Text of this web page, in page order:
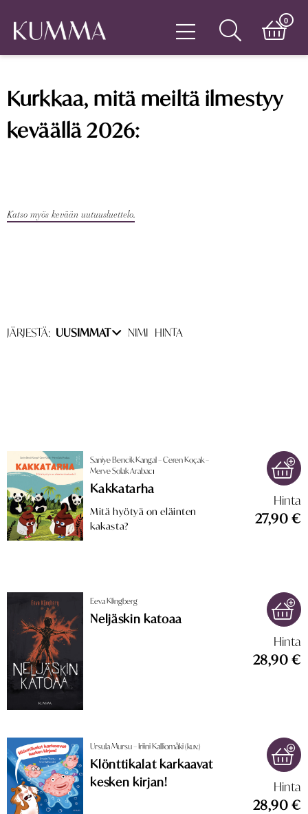
0
Kurkkaa, mitä meiltä ilmestyy
keväällä 2026:
Katso myös kevään uutuusluettelo.
JÄRJESTÄ: UUSIMMAT NIMI HINTA
Hinta
27,90 €
Saniye Bencik Kangal – Ceren Koçak –
Merve Solak Arabacı
Kakkatarha
Mitä hyötyä on eläinten
kakasta?
Hinta
28,90 €
Eeva Klingberg
Neljäskin katoaa
Hinta
28,90 €
Ursula Mursu – Iriini Kalliomäki (kuv.)
Klönttikalat karkaavat
kesken kirjan!